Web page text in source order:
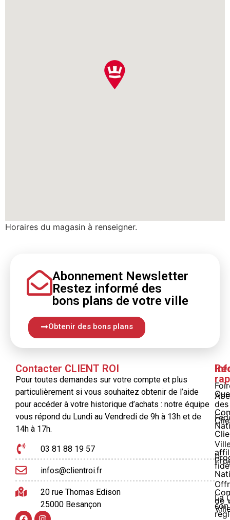
Horaires du magasin à renseigner.
Abonnement Newsletter
Restez informé des
bons plans de votre ville
Obtenir des bons plans
Contacter CLIENT ROI
Pour toutes demandes sur votre compte et plus
particulièrement si vous souhaitez obtenir de l’aide
pour accéder à votre historique d’achats : notre équipe
vous répond du Lundi au Vendredi de 9h à 13h et de
14h à 17h.
03 81 88 19 57
infos@clientroi.fr
20 rue Thomas Edison
25000 Besançon
La
son
des
de